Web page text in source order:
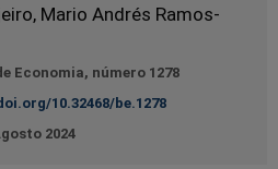
Mario Andrés Ramos-
Economia, número 1278
10.32468/be.1278
2024